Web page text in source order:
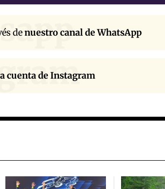
denuestro canal de WhatsApp
cuenta de Instagram